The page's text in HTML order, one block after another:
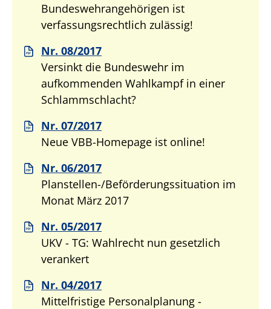
Bundeswehrangehörigen ist
verfassungsrechtlich zulässig!
Nr. 08/2017
Versinkt die Bundeswehr im
aufkommenden Wahlkampf in einer
Schlammschlacht?
Nr. 07/2017
Neue VBB-Homepage ist online!
Nr. 06/2017
Planstellen-/Beförderungssituation im
Monat März 2017
Nr. 05/2017
UKV - TG: Wahlrecht nun gesetzlich
verankert
Nr. 04/2017
Mittelfristige Personalplanung -